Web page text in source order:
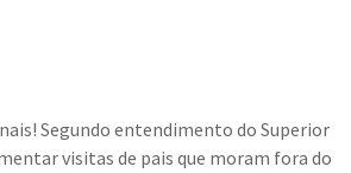
Segundo entendimento do Superior
visitas de pais que moram fora do